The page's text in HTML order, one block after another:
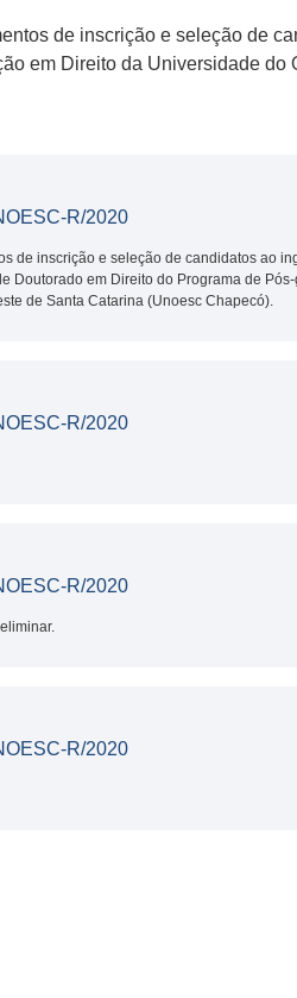
de inscrição e seleção de
em Direito da Universidade
R/2020
de inscrição e seleção de candidatos ao
Doutorado em Direito do Programa de
de Santa Catarina (Unoesc Chapecó).
R/2020
R/2020
R/2020